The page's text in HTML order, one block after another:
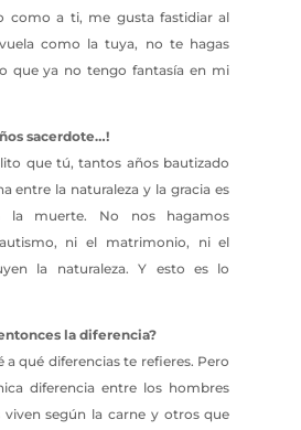
como a ti, me gusta fastidiar al
como la tuya, no te hagas
que ya no tengo fantasía en mi
sacerdote…!
que tú, tantos años bautizado
entre la naturaleza y la gracia es
la muerte. No nos hagamos
ni el matrimonio, ni el
la naturaleza. Y esto es lo
la diferencia?
a qué diferencias te refieres. Pero
diferencia entre los hombres
viven según la carne y otros que